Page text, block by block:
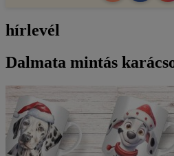
hírlevél
Dalmata mintás